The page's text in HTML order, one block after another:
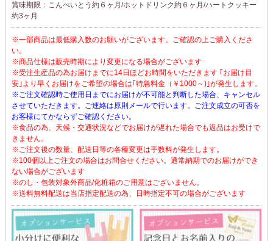
賞味期限：こんぺいとう約６ヶ月/ホットドリンク約６ヶ月/ハートクッキー
約3ヶ月
※一部商品は最低購入数のお願いがございます。ご確認の上ご購入くださ
い。
※商品仕様は販売時期により変更になる場合がございます
※受注生産品の為お届けまでに14日ほどお時間をいただきます ｢お届け目
安｣より早くお届けをご希望の場合は｢特急料金（￥1000～)｣が発生します。
※ご注文確認時ご使用日までにお届けが不可能と判断した場合、キャンセル
させていただきます。ご連絡は原則メールで行います。ご注文成立の可否を
お客様にてかならずご確認ください。
※食品の為、天候・交通状況などでお届けが遅れた場合でも返品はお受けで
きません。
※ご注文後の数量、配送日等の各種変更は手数料が発生します。
※100個以上ご注文の場合はお問合せください。通常納期でのお届けができ
ない場合がございます
※のし・包装対象外商品/化粧箱のご用意はございません。
※送料無料配送は当店指定配送の為、日時指定不可の場合がございます